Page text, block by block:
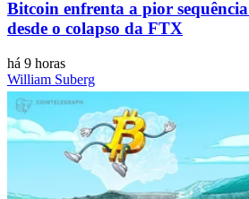
Bitcoin enfrenta a pior
desde o colapso da FTX
há 9 horas
William Suberg